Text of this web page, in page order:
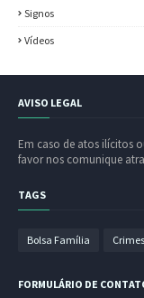
Signos
Vídeos
AVISO LEGAL
Em caso de atos ilícitos
favor nos comunique
TAGS
Bolsa Família Crimes
FORMULÁRIO DE